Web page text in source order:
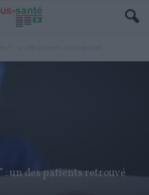
: un des patients retrouvé